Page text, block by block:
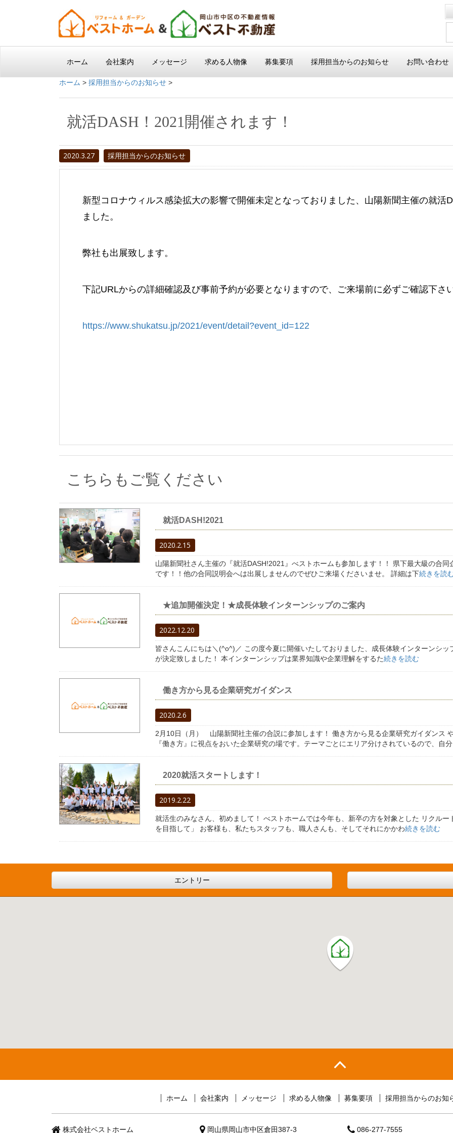
ホーム 会社案内 メッセージ 求める人物像 募集要項 採用担当からのお知らせ お問い合わせ
ホーム > 採用担当からのお知らせ >
就活DASH！2021開催されます！
2020.3.27 採用担当からのお知らせ
新型コロナウィルス感染拡大の影響で開催未定となっておりました、山陽新聞主催の就活
ました。
弊社も出展致します。
下記URLからの詳細確認及び事前予約が必要となりますので、ご来場前に必ずご確認下さ
https://www.shukatsu.jp/2021/event/detail?event_id=122
こちらもご覧ください
就活DASH!2021
2020.2.15
山陽新聞社さん主催の『就活DASH!2021』べストホームも参加します！！ 県下最大級の合
です！！他の合同説明会へは出展しませんのでぜひご来場くださいませ。 詳細は下続きを読
★追加開催決定！★成長体験インターンシップのご案内
2022.12.20
皆さんこんにちは＼(^o^)／ この度今夏に開催いたしておりました、成長体験インターンシ
が決定致しました！ 本インターンシップは業界知識や企業理解をするた続きを読む
働き方から見る企業研究ガイダンス
2020.2.6
2月10日（月） 山陽新聞社主催の合説に参加します！ 働き方から見る企業研究ガイダンス
『働き方』に視点をおいた企業研究の場です。テーマごとにエリア分けされているので、自
2020就活スタートします！
2019.2.22
就活生のみなさん、初めまして！ べストホームでは今年も、新卒の方を対象とした リクル
を目指して」 お客様も、私たちスタッフも、職人さんも、そしてそれにかかわ続きを読む
エントリー
ホーム 会社案内 メッセージ 求める人物像 募集要項 採用担当からのお知
株式会社ベストホーム 岡山県岡山市中区倉田387-3 086-277-7555